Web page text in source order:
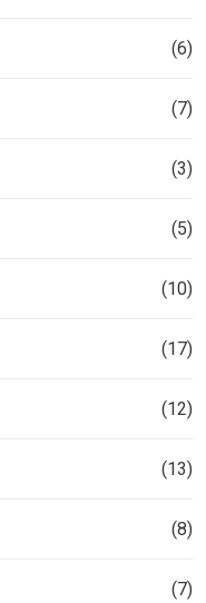
(6)
(7)
(3)
(5)
(10)
(17)
(12)
(13)
(8)
(7)